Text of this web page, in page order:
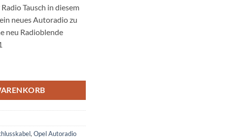
Tausch in diesem
neues Autoradio zu
neu Radioblende
, Opel Autoradio